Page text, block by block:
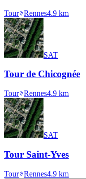
Tour Rennes4.9 km
SAT
Tour de Chicognée
Tour Rennes4.9 km
SAT
Tour Saint-Yves
Tour Rennes4.9 km